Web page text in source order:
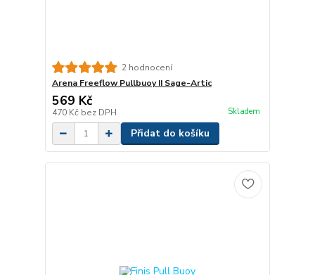
2 hodnocení
Arena Freeflow Pullbuoy II Sage-Artic
569 Kč
470 Kč bez DPH Skladem
Přidat do košíku